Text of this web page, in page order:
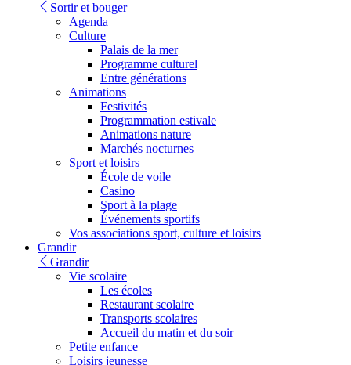
Sortir et bouger
Agenda
Culture
Palais de la mer
Programme culturel
Entre générations
Animations
Festivités
Programmation estivale
Animations nature
Marchés nocturnes
Sport et loisirs
École de voile
Casino
Sport à la plage
Événements sportifs
Vos associations sport, culture et loisirs
Grandir
Grandir
Vie scolaire
Les écoles
Restaurant scolaire
Transports scolaires
Accueil du matin et du soir
Petite enfance
Loisirs jeunesse